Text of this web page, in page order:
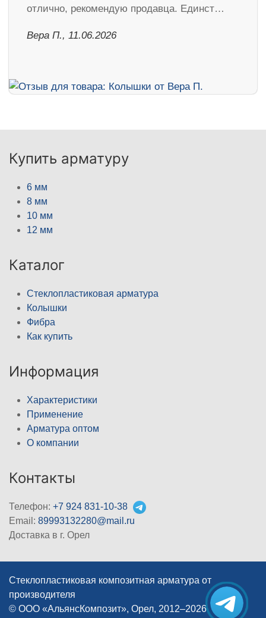
отлично, рекомендую продавца. Единст…
Вера П., 11.06.2026
Купить арматуру
6 мм
8 мм
10 мм
12 мм
Каталог
Стеклопластиковая арматура
Колышки
Фибра
Как купить
Информация
Характеристики
Применение
Арматура оптом
О компании
Контакты
Телефон: +7 924 831-10-38
Email: 89993132280@mail.ru
Доставка в г. Орел
Стеклопластиковая композитная арматура от
производителя
© ООО «АльянсКомпозит», Орел, 2012–2026